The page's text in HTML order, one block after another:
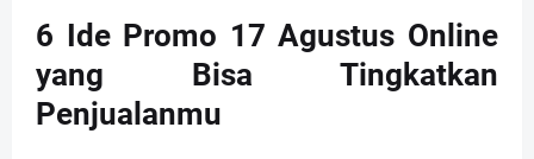
6 Ide Promo 17 Agustus Online
yang Bisa Tingkatkan
Penjualanmu